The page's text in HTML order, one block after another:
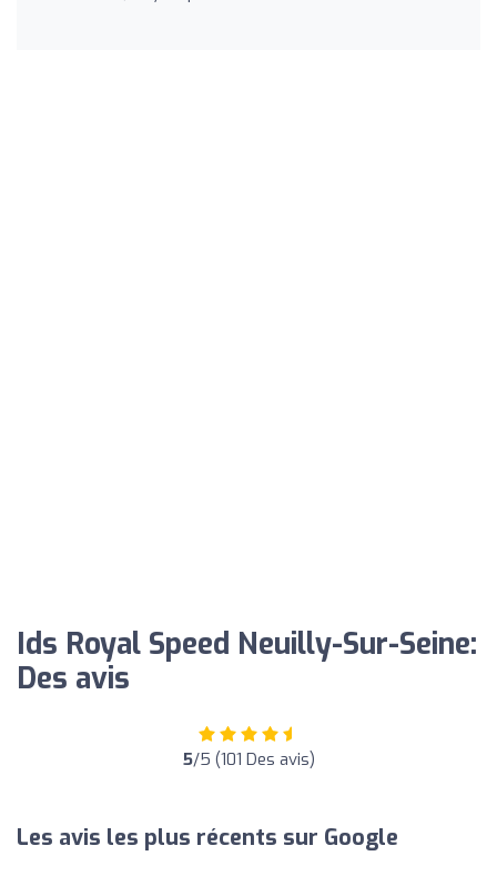
Ids Royal Speed Neuilly-Sur-Seine:
Des avis
5/5 (101 Des avis)
Les avis les plus récents sur Google